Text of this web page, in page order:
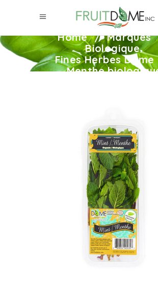
Home/Marques
Biologique,
Fines Herbes Dome
Menthe